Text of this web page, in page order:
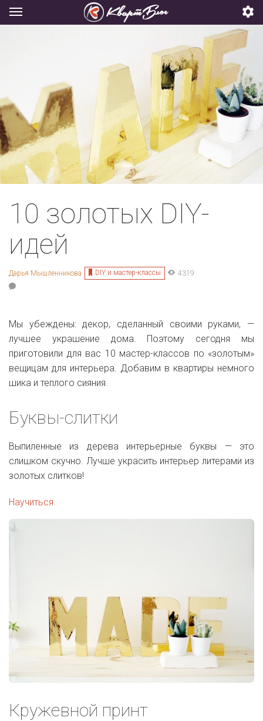
10 золотых DIY-
идей
Дарья Мышленникова DIY и мастер-классы 4319
Мы убеждены: декор, сделанный своими руками, —
лучшее украшение дома. Поэтому сегодня мы
приготовили для вас 10 мастер-классов по «золотым»
вещицам для интерьера. Добавим в квартиры немного
шика и теплого сияния.
Буквы-слитки
Выпиленные из дерева интерьерные буквы — это
слишком скучно. Лучше украсить интерьер литерами из
золотых слитков!
Научиться.
Кружевной принт